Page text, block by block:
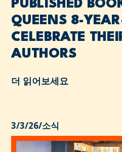
PUBLISHED
QUEENS 8-
CELEBRATE
AUTHORS
더 읽어보세요
3/3/26/소식